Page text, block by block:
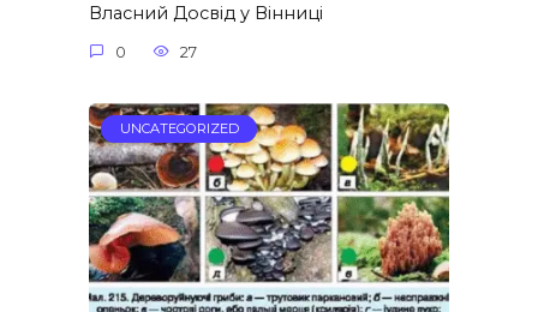
Власний Досвід у Вінниці
0 27
UNCATEGORIZED